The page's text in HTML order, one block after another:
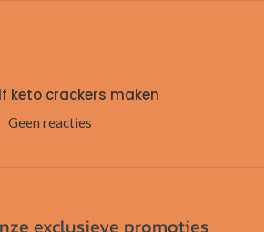
keto crackers maken
Geen reacties
exclusieve promoties